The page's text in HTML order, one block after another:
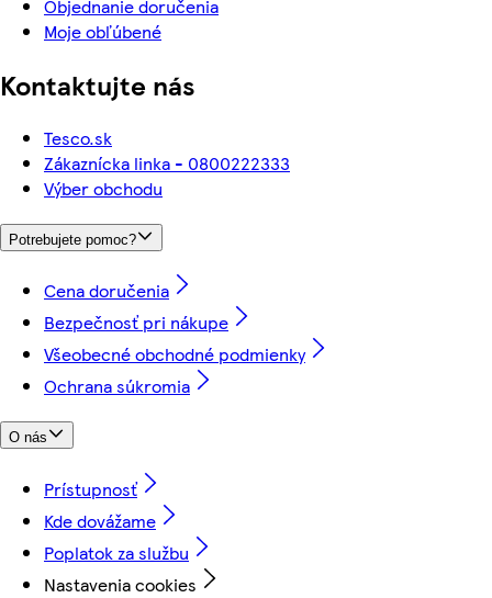
Objednanie doručenia
Moje obľúbené
Kontaktujte nás
Tesco.sk
Zákaznícka linka - 0800222333
Výber obchodu
Potrebujete pomoc?
Cena doručenia
Bezpečnosť pri nákupe
Všeobecné obchodné podmienky
Ochrana súkromia
O nás
Prístupnosť
Kde dovážame
Poplatok za službu
Nastavenia cookies